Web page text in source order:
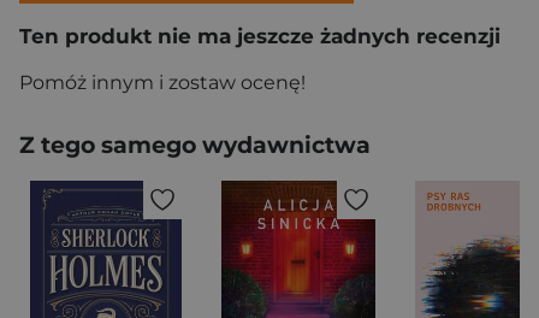
Ten produkt nie ma jeszcze żadnych recenzji
Pomóż innym i zostaw ocenę!
Z tego samego wydawnictwa